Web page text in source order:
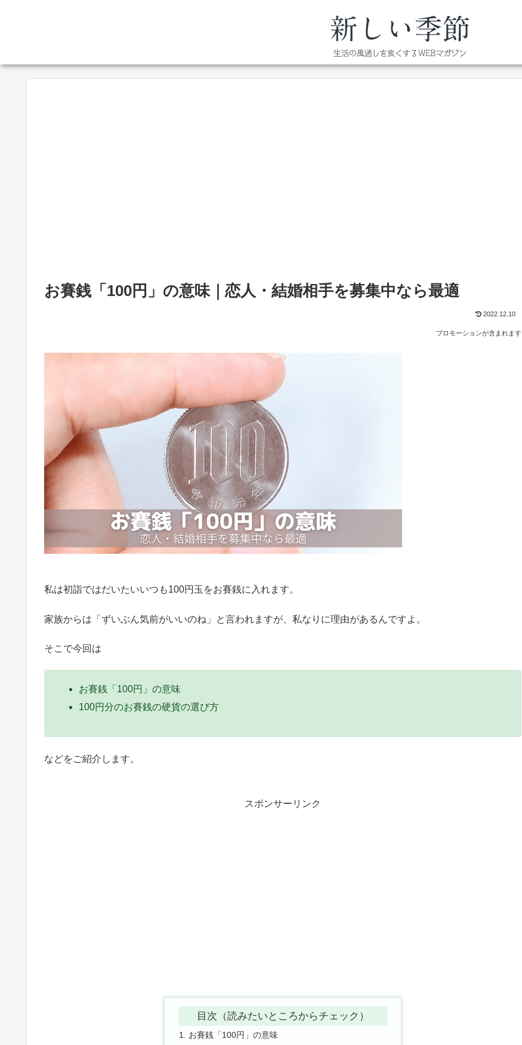
お賽銭「100円」の意味｜恋人・結婚相手を募集中なら最適
2022.12.10
プロモーションが含まれます
私は初詣ではだいたいいつも100円玉をお賽銭に入れます。
家族からは「ずいぶん気前がいいのね」と言われますが、私なりに理由があるんですよ。
そこで今回は
お賽銭「100円」の意味
100円分のお賽銭の硬貨の選び方
などをご紹介します。
スポンサーリンク
目次（読みたいところからチェック）
お賽銭「100円」の意味